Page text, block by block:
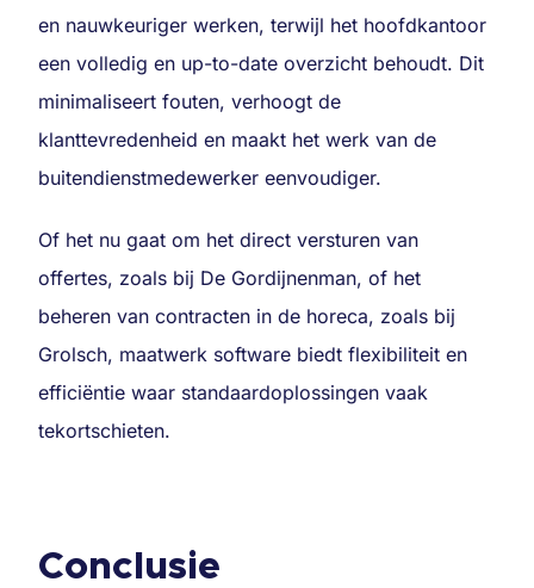
en nauwkeuriger werken, terwijl het hoofdkantoor
een volledig en up-to-date overzicht behoudt. Dit
minimaliseert fouten, verhoogt de
klanttevredenheid en maakt het werk van de
buitendienstmedewerker eenvoudiger.
Of het nu gaat om het direct versturen van
offertes, zoals bij De Gordijnenman, of het
beheren van contracten in de horeca, zoals bij
Grolsch, maatwerk software biedt flexibiliteit en
efficiëntie waar standaardoplossingen vaak
tekortschieten.
Conclusie